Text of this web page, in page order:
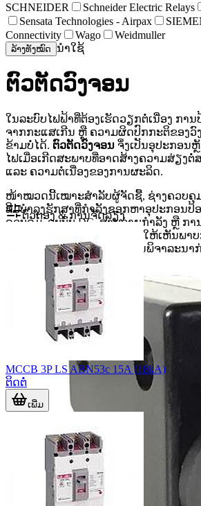
SCHNEIDER
Schneider Electric Relays
Sensata Technologies - Airpax
Connectivity
Wago Weidmuller
ລ້າງທັງໝົດ ນຳໃຊ້
ຕົວຕັດວົງຈອນ
ໃນລະບົບໄຟຟ້າທີ່ຕ້ອງເຮັດວຽກຕໍ່ເນື່ອງ ກາ
ຈາກກະແສເກີນ ຫຼື ຄວາມຜິດປົກກະຕິຂອງວົງ
ຂ້າມບໍ່ໄດ້. ຕົວຕັດວົງຈອນ ຈຶ່ງເປັນອຸປະກອນ
ໄຟເມື່ອເກີດສະພາບທີ່ອາດສ້າງຄວາມສ່ຽງຕໍ່
ແລະ ຄວາມຕໍ່ເນື່ອງຂອງການຜະລິດ.
ໜ້າໝວດນີ້ເໝາະສຳລັບຜູ້ຈັດຊື້, ຊ່າງຄວບຄຸ
ທີມບຳລຸງຮັກສາທີ່ກຳລັງຊອກຫາອຸປະກອນປ້
ຄວບຄຸມ, ລະບົບ DC, ສາຍຈ່າຍກຳລັງ ຫຼື ກ
ທົ່ວໄປ. ເນື້ອຫາດ້ານລຸ່ມຈະຊ່ວຍໃຫ້ເຫັນພາ
ປະເພດທີ່ພົບໄດ້, ແລະ ຈຸດທີ່ຄວນພິຈາລະນາ
ຕົວຕອງ & ການຈັດລຽງ
MCCB 3P LS ABN53c 15A (18kA)
ຕິດຕໍ່
ເພີ່ມ